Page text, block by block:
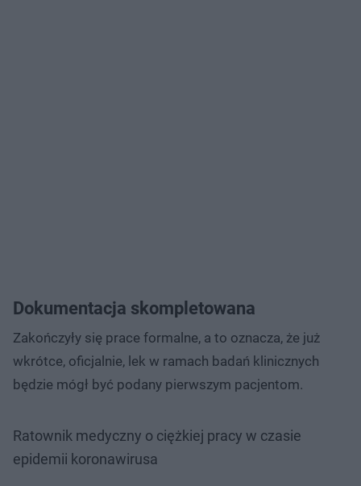
Dokumentacja skompletowana
Zakończyły się prace formalne, a to oznacza, że już
wkrótce, oficjalnie, lek w ramach badań klinicznych
będzie mógł być podany pierwszym pacjentom.
Ratownik medyczny o ciężkiej pracy w czasie
epidemii koronawirusa